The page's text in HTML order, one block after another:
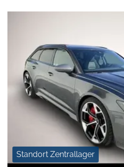
Standort Zentrallager